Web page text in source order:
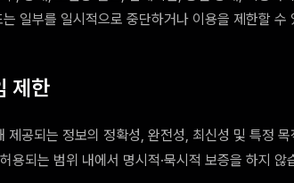
일부를 일시적으로 중단하거나 이용을 제한할 수
제한
제공되는 정보의 정확성, 완전성, 최신성 및 특정
용되는 범위 내에서 명시적·묵시적 보증을 하지 않